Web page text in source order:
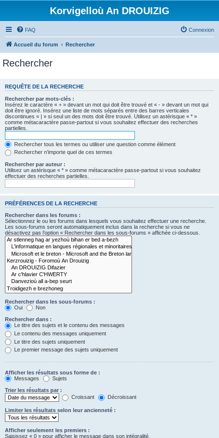
Korvigelloù An DROUIZIG
FAQ Connexion
Accueil du forum Rechercher
Rechercher
REQUÊTE DE LA RECHERCHE
Rechercher par mots-clés :
Insérez le caractère « + » devant un mot qui doit être trouvé et « - » devant un mot qui
doit être ignoré. Insérez une liste de mots séparés entre des barres verticales
discontinues « | » si seul un des mots doit être trouvé. Utilisez un astérisque « * »
comme métacaractère passe-partout si vous souhaitez effectuer des recherches
partielles.
Rechercher tous les termes ou utiliser une question comme élément
Rechercher n’importe quel de ces termes
Rechercher par auteur :
Utilisez un astérisque « * » comme métacaractère passe-partout si vous souhaitez
effectuer des recherches partielles.
PRÉFÉRENCES DE LA RECHERCHE
Rechercher dans les forums :
Sélectionnez le ou les forums dans lesquels vous souhaitez effectuer une recherche.
Les sous-forums seront automatiquement inclus dans la recherche si vous ne
désactivez pas l’option « Rechercher dans les sous-forums » affichée ci-dessous.
Rechercher dans les sous-forums :
Oui
Non
Rechercher dans :
Le titre des sujets et le contenu des messages
Le contenu des messages uniquement
Le titre des sujets uniquement
Le premier message des sujets uniquement
Afficher les résultats sous forme de :
Messages
Sujets
Trier les résultats par :
Croissant
Décroissant
Limiter les résultats selon leur ancienneté :
Afficher seulement les premiers :
Saisissez « 0 » pour afficher le message dans son intégralité.